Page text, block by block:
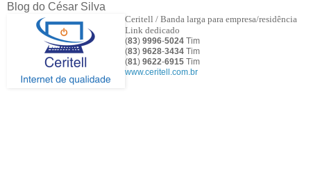
Blog do César Silva
Ceritell / Banda larga para empresa/residência
Link dedicado
(83) 9996-5024 Tim
(83) 9628-3434 Tim
(81) 9622-6915 Tim
www.ceritell.com.br